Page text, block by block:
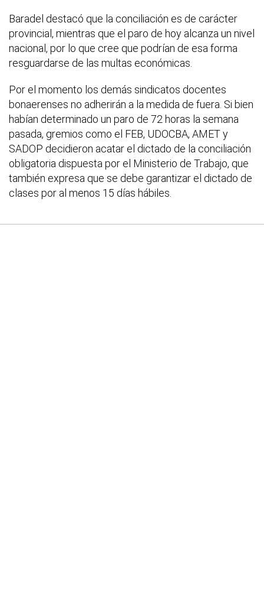
Baradel destacó que la conciliación es de carácter
provincial, mientras que el paro de hoy alcanza un nivel
nacional, por lo que cree que podrían de esa forma
resguardarse de las multas económicas.
Por el momento los demás sindicatos docentes
bonaerenses no adherirán a la medida de fuera. Si bien
habían determinado un paro de 72 horas la semana
pasada, gremios como el FEB, UDOCBA, AMET y
SADOP decidieron acatar el dictado de la conciliación
obligatoria dispuesta por el Ministerio de Trabajo, que
también expresa que se debe garantizar el dictado de
clases por al menos 15 días hábiles.